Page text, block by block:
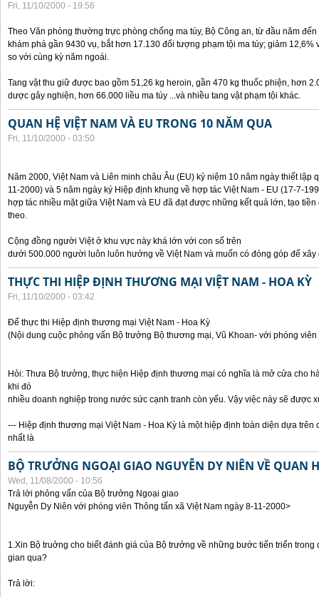
Fri, 11/10/2000 - 19:56
Theo Văn phòng thường trực phòng chống ma túy, Bộ Công an, từ đầu năm
khám phá gần 9430 vụ, bắt hơn 17.130 đối tượng phạm tội ma túy; giảm 12,6%
so với cùng kỳ năm ngoái.
Tang vật thu giữ được bao gồm 51,26 kg heroin, gần 470 kg thuốc phiện, hơn
dược gây nghiện, hơn 66.000 liều ma túy ...và nhiều tang vật phạm tội khác.
QUAN HỆ VIỆT NAM VÀ EU TRONG 10 NĂM QUA
Fri, 11/10/2000 - 03:50
Năm 2000, Việt Nam và Liên minh châu Âu (EU) kỷ niệm 10 năm ngày thiết lập
11-2000) và 5 năm ngày ký Hiệp định khung về hợp tác Việt Nam - EU (17-7-
hợp tác nhiều mặt giữa Việt Nam và EU đã đạt được những kết quả lớn, tạo
theo.
Cộng đồng người Việt ở khu vực này khá lớn với con số trên
dưới 500.000 người luôn luôn hướng về Việt Nam và muốn có đóng góp để
THỰC THI HIỆP ĐỊNH THƯƠNG MẠI VIỆT NAM - HOA KỲ
Fri, 11/10/2000 - 03:42
Để thực thi Hiệp định thương mại Việt Nam - Hoa Kỳ
(Nội dung cuộc phỏng vấn Bộ trưởng Bộ thương mại, Vũ Khoan- với phóng
Hỏi: Thưa Bộ trưởng, thực hiện Hiệp định thương mại có nghĩa là mở cửa cho
khi đó
nhiều doanh nghiệp trong nước sức cạnh tranh còn yếu. Vậy việc này sẽ được
--- Hiệp định thương mại Việt Nam - Hoa Kỳ là một hiệp định toàn diện dựa trên
nhất là
BỘ TRƯỞNG NGOẠI GIAO NGUYỄN DY NIÊN VỀ QUAN
Wed, 11/08/2000 - 10:56
Trả lời phỏng vấn của Bộ trưởng Ngoại giao
Nguyễn Dy Niên với phóng viên Thông tấn xã Việt Nam ngày 8-11-2000>
1.Xin Bộ truởng cho biết đánh giá của Bộ trưởng về những bước tiến triển trong
gian qua?
Trả lời: